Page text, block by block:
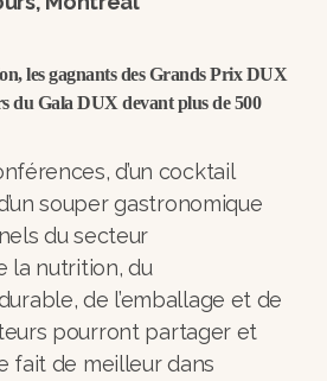
les gagnants des Grands Prix DUX
du Gala DUX devant plus de 500
d’un cocktail
souper gastronomique
du secteur
la nutrition, du
de l’emballage et de
pourront partager et
fait de meilleur dans